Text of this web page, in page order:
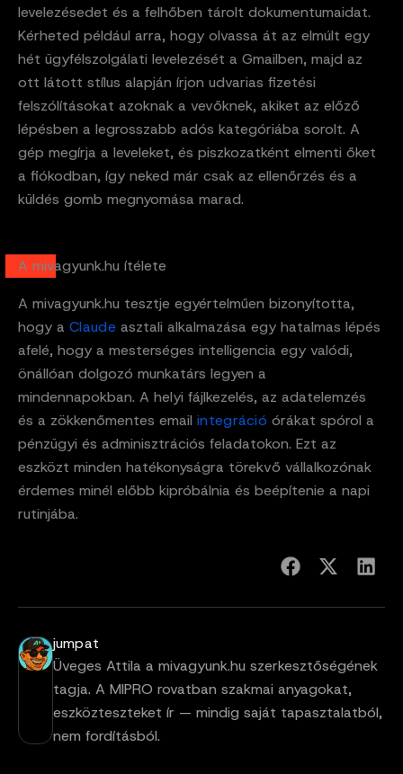
levelezésedet és a felhőben tárolt dokumentumaidat.
Kérheted például arra, hogy olvassa át az elmúlt egy
hét ügyfélszolgálati levelezését a Gmailben, majd az
ott látott stílus alapján írjon udvarias fizetési
felszólításokat azoknak a vevőknek, akiket az előző
lépésben a legrosszabb adós kategóriába sorolt. A
gép megírja a leveleket, és piszkozatként elmenti őket
a fiókodban, így neked már csak az ellenőrzés és a
küldés gomb megnyomása marad.
A mivagyunk.hu ítélete
A mivagyunk.hu tesztje egyértelműen bizonyította,
hogy a Claudeasztali alkalmazása egy hatalmas lépés
afelé, hogy a mesterséges intelligencia egy valódi,
önállóan dolgozó munkatárs legyen a
mindennapokban. A helyi fájlkezelés, az adatelemzés
és a zökkenőmentes email integráció órákat spórol a
pénzügyi és adminisztrációs feladatokon. Ezt az
eszközt minden hatékonyságra törekvő vállalkozónak
érdemes minél előbb kipróbálnia és beépítenie a napi
rutinjába.
jumpat
Üveges Attila a mivagyunk.hu szerkesztőségének
tagja. A MIPRO rovatban szakmai anyagokat,
eszközteszteket ír — mindig saját tapasztalatból,
nem fordításból.